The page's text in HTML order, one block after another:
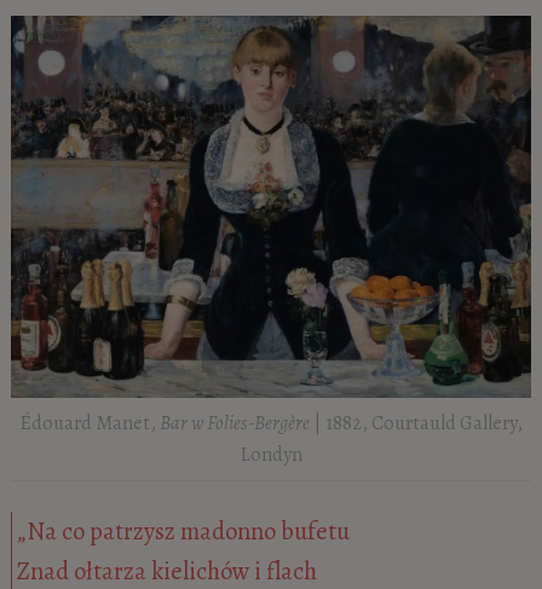
Édouard Manet, Bar w Folies-Bergère | 1882, Courtauld Gallery,
Londyn
„Na co patrzysz madonno bufetu
Znad ołtarza kielichów i flach